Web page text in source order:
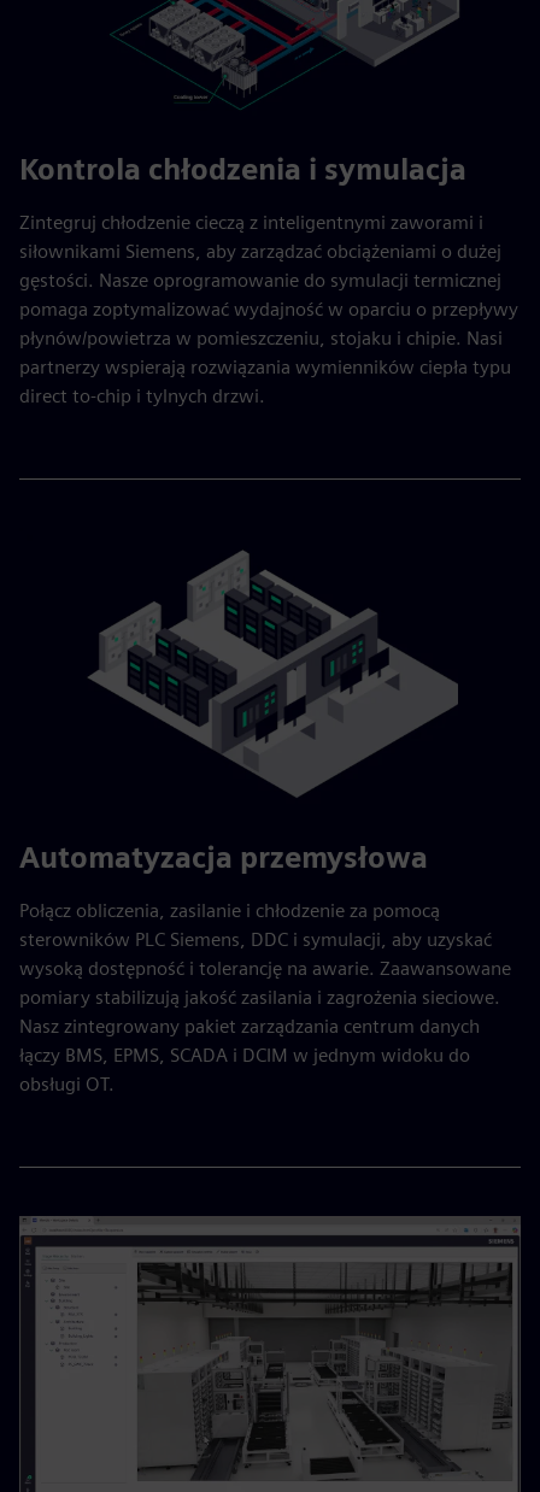
Kontrola chłodzenia i symulacja
Zintegruj chłodzenie cieczą z inteligentnymi zaworami i
siłownikami Siemens, aby zarządzać obciążeniami o dużej
gęstości. Nasze oprogramowanie do symulacji termicznej
pomaga zoptymalizować wydajność w oparciu o przepływy
płynów/powietrza w pomieszczeniu, stojaku i chipie. Nasi
partnerzy wspierają rozwiązania wymienników ciepła typu
direct to-chip i tylnych drzwi.
Automatyzacja przemysłowa
Połącz obliczenia, zasilanie i chłodzenie za pomocą
sterowników PLC Siemens, DDC i symulacji, aby uzyskać
wysoką dostępność i tolerancję na awarie. Zaawansowane
pomiary stabilizują jakość zasilania i zagrożenia sieciowe.
Nasz zintegrowany pakiet zarządzania centrum danych
łączy BMS, EPMS, SCADA i DCIM w jednym widoku do
obsługi OT.